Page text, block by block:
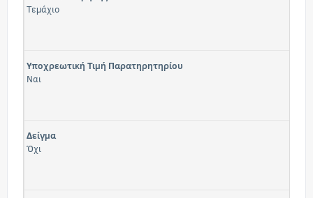
Τεμάχιο
Υποχρεωτική Τιμή Παρατηρητηρίου
Ναι
Δείγμα
Όχι